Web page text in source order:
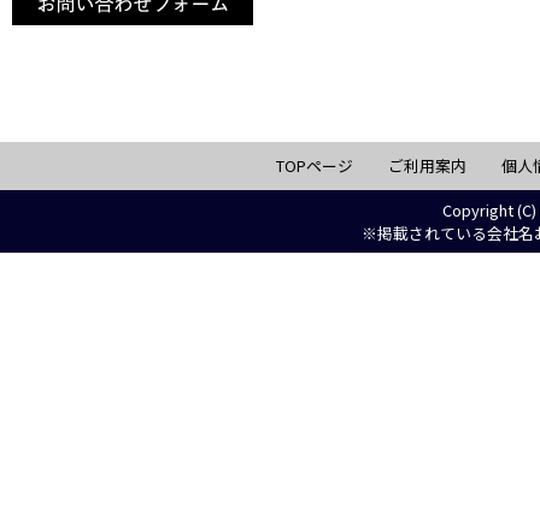
TOPページ ご利用案内
個人
Copyright
※掲載されている会社名